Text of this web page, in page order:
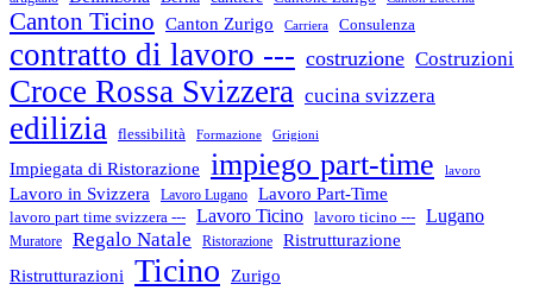
Canton Ticino Canton Zurigo Carriera Consulenza
contratto di lavoro --- costruzione Costruzioni
Croce Rossa Svizzera cucina svizzera
edilizia flessibilità Formazione Grigioni
Impiegata di Ristorazione impiego part-time lavoro
Lavoro in Svizzera Lavoro Lugano Lavoro Part-Time
lavoro part time svizzera --- Lavoro Ticino lavoro ticino --- Lugano
Muratore Regalo Natale Ristorazione
Ristrutturazione
Ristrutturazioni
Ticino Zurigo